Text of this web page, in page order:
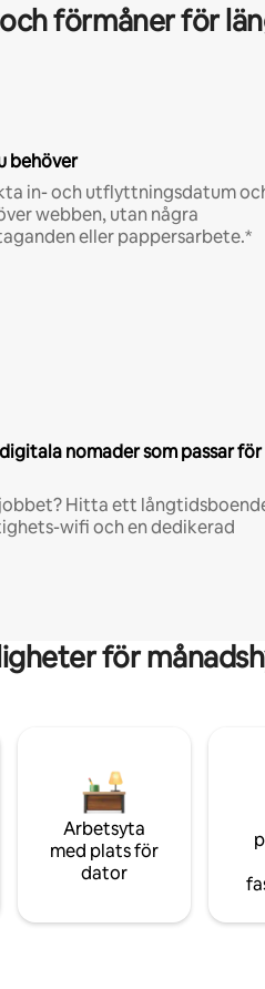
förmåner för
behöver
in- och utflyttningsdatum
webben, utan några
eller pappersarbete.*
nomader som passar för
jobbet? Hitta ett
wifi och en dedikerad
för
Arbetsyta
med plats för
dator